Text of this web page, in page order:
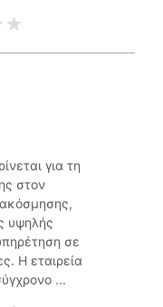
για τη
στον
υψηλής
σε
Η εταιρεία
...